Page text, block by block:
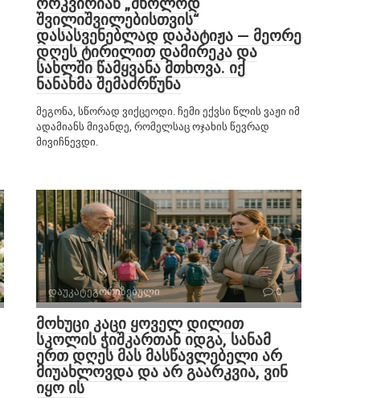
შვილიშვილებისთვის“
დასასვენებლად დაპატიჟა — მეორე
დღეს ტირილით დამირეკა და
სახლში წამყვანა მთხოვა. იქ
ნანახმა შემაძრწუნა
მეგონა, სწორად ვიქცეოდი. ჩემი ექვსი წლის ვაჟი იმ
ადამიანს მივანდე, რომელსაც ოჯახის წევრად
მივიჩნევდი.
დაუკატეგორიზებული 0
მოხუცი კაცი ყოველ დილით
სკოლის ჭიშკართან იდგა, სანამ
ერთ დღეს მას მასწავლებელი არ
მიუახლოვდა და არ გაარკვია, ვინ
იყო ის